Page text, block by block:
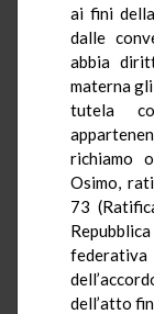
ai fini
dalle
abbia
materna
tutela
richiamo
Osimo,
73
federativa
dell’atto